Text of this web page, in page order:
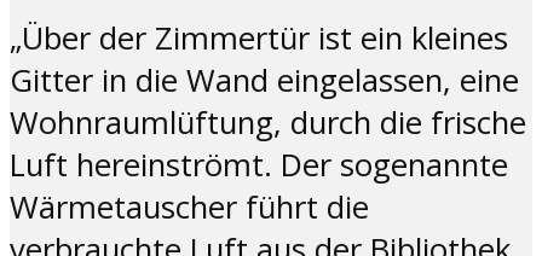
„Über der Zimmertür ist ein kleines
Gitter in die Wand eingelassen, eine
Wohnraumlüftung, durch die frische
Luft hereinströmt. Der sogenannte
Wärmetauscher führt die